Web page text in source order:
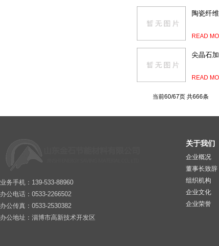
陶瓷纤
READ
尖晶石
READ
当前60/67页 共666条
业务手机：139-533-88960
办公电话：0533-2266502
办公传真：0533-2530382
办公地址：淄博市高新技术开发区
关于我们
企业概况
董事长致辞
组织机构
企业文化
企业荣誉